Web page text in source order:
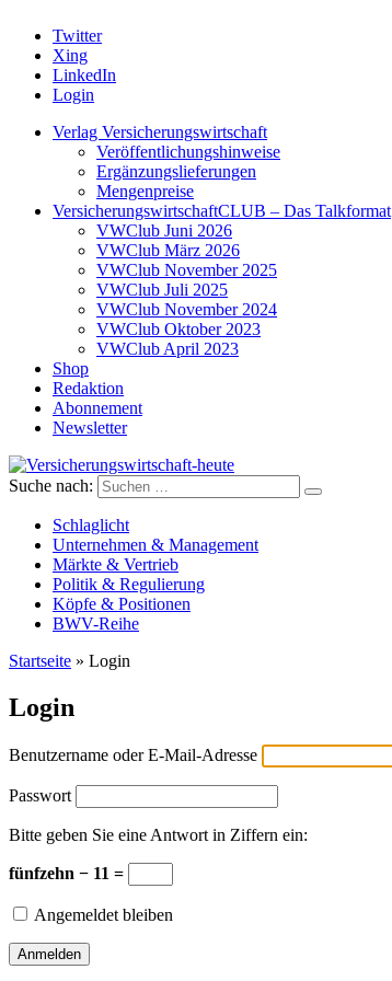
Twitter
Xing
LinkedIn
Login
Verlag Versicherungswirtschaft
Veröffentlichungshinweise
Ergänzungslieferungen
Mengenpreise
VersicherungswirtschaftCLUB – Das Talkformat
VWClub Juni 2026
VWClub März 2026
VWClub November 2025
VWClub Juli 2025
VWClub November 2024
VWClub Oktober 2023
VWClub April 2023
Shop
Redaktion
Abonnement
Newsletter
Versicherungswirtschaft-heute
Suche nach:
Schlaglicht
Unternehmen & Management
Märkte & Vertrieb
Politik & Regulierung
Köpfe & Positionen
BWV-Reihe
Startseite » Login
Login
Benutzername oder E-Mail-Adresse
Passwort
Bitte geben Sie eine Antwort in Ziffern ein:
fünfzehn − 11 =
Angemeldet bleiben